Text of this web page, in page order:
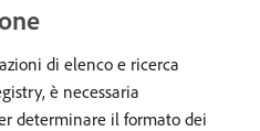
di elenco e ricerca
è necessaria
determinare il formato dei